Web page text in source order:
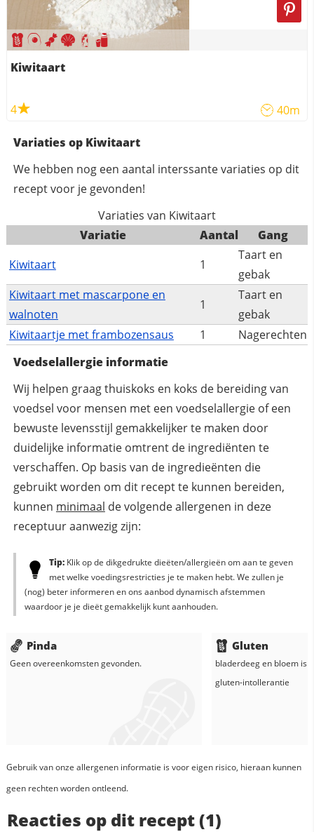
Kiwitaart
4 40m
Variaties op Kiwitaart
We hebben nog een aantal interssante variaties op dit
recept voor je gevonden!
Variaties van Kiwitaart
Variatie
Aantal
Gang
Kiwitaart
1
Taart en
gebak
Kiwitaart met mascarpone en
walnoten
1
Taart en
gebak
Kiwitaartje met frambozensaus
1
Nagerechten
Voedselallergie informatie
Wij helpen graag thuiskoks en koks de bereiding van
voedsel voor mensen met een voedselallergie of een
bewuste levensstijl gemakkelijker te maken door
duidelijke informatie omtrent de ingrediënten te
verschaffen. Op basis van de ingredieënten die
gebruikt worden om dit recept te kunnen bereiden,
kunnen minimaal de volgende allergenen in deze
receptuur aanwezig zijn:
Tip:Klik op de dikgedrukte dieëten/allergieën om aan te geven
met welke voedingsrestricties je te maken hebt. We zullen je
(nog) beter informeren en ons aanbod dynamisch afstemmen
waardoor je je dieët gemakkelijk kunt aanhouden.
Pinda
Geen overeenkomsten gevonden.
Gluten
bladerdeegen bloemis
gluten-intollerantie
Gebruik van onze allergenen informatie is voor eigen risico, hieraan kunnen
geen rechten worden ontleend.
Reacties op dit recept (1)